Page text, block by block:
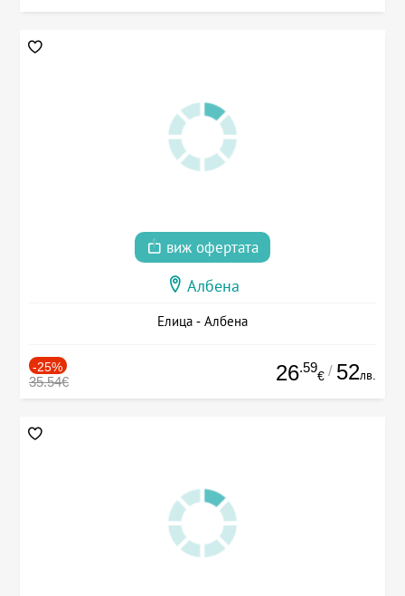
виж офертата
Албена
Елица - Албена
-25%
35.54€ 26.59
€ / 52лв.